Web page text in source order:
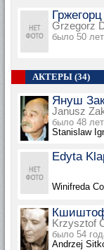
Grzegorz
было 50 лет
АКТЕРЫ (34)
Януш
Janusz
было 48 лет
Stanislaw
Edyta
Winifreda
Krzysztof
было 54
Andrzej